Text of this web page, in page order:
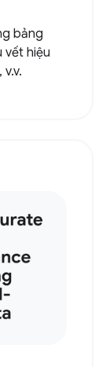
bảng
vết hiệu